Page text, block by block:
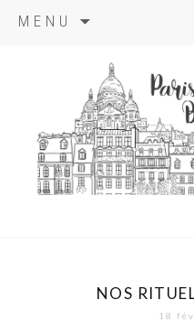
MENU
principal
NOS
18